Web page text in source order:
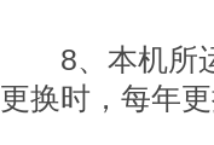
8、本机所运
更换时，每年